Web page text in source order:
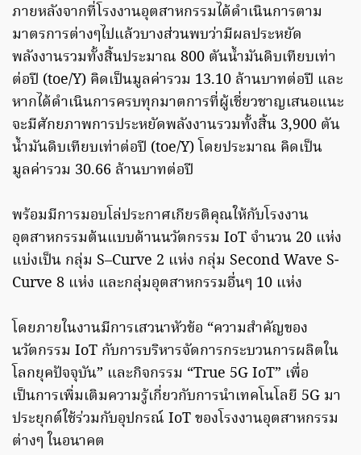
ภายหลังจากที่โรงงานอุตสาหกรรมได้ดำเนินการตาม
มาตรการต่างๆไปแล้วบางส่วนพบว่ามีผลประหยัด
พลังงานรวมทั้งสิ้นประมาณ 800 ตันน้ำมันดิบเทียบเท่า
ต่อปี (toe/Y) คิดเป็นมูลค่ารวม 13.10 ล้านบาทต่อปี และ
หากได้ดำเนินการครบทุกมาตการที่ผู้เชี่ยวชาญเสนอแนะ
จะมีศักยภาพการประหยัดพลังงานรวมทั้งสิ้น 3,900 ตัน
น้ำมันดิบเทียบเท่าต่อปี (toe/Y) โดยประมาณ คิดเป็น
มูลค่ารวม 30.66 ล้านบาทต่อปี
พร้อมมีการมอบโล่ประกาศเกียรติคุณให้กับโรงงาน
อุตสาหกรรมต้นแบบด้านนวัตกรรม IoT จำนวน 20 แห่ง
แบ่งเป็น กลุ่ม S–Curve 2 แห่ง กลุ่ม Second Wave S-
Curve 8 แห่ง และกลุ่มอุตสาหกรรมอื่นๆ 10 แห่ง
โดยภายในงานมีการเสวนาหัวข้อ “ความสำคัญของ
นวัตกรรม IoT กับการบริหารจัดการกระบวนการผลิตใน
โลกยุคปัจจุบัน” และกิจกรรม “True 5G IoT” เพื่อ
เป็นการเพิ่มเติมความรู้เกี่ยวกับการนำเทคโนโลยี 5G มา
ประยุกต์ใช้ร่วมกับอุปกรณ์ IoT ของโรงงานอุตสาหกรรม
ต่างๆ ในอนาคต